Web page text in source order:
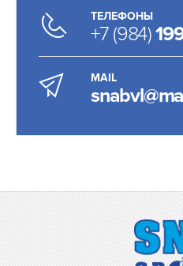
ТЕЛЕФОНЫ
+7 (984)
MAIL